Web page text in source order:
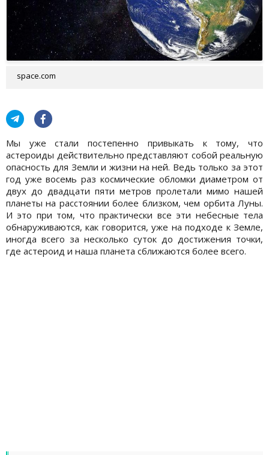
space.com
Мы уже стали постепенно привыкать к тому, что
астероиды действительно представляют собой реальную
опасность для Земли и жизни на ней. Ведь только за этот
год уже восемь раз космические обломки диаметром от
двух до двадцати пяти метров пролетали мимо нашей
планеты на расстоянии более близком, чем орбита Луны.
И это при том, что практически все эти небесные тела
обнаруживаются, как говорится, уже на подходе к Земле,
иногда всего за несколько суток до достижения точки,
где астероид и наша планета сближаются более всего.